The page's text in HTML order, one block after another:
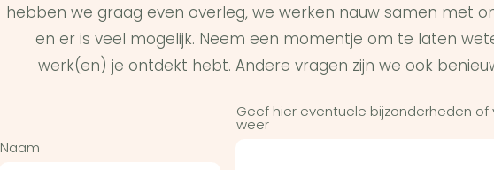
hebben we graag even overleg, we werken nauw samen met
en er is veel mogelijk. Neem een momentje om te laten
werk(en) je ontdekt hebt. Andere vragen zijn we ook
Naam
Geef hier eventuele bijzonderheden of
weer